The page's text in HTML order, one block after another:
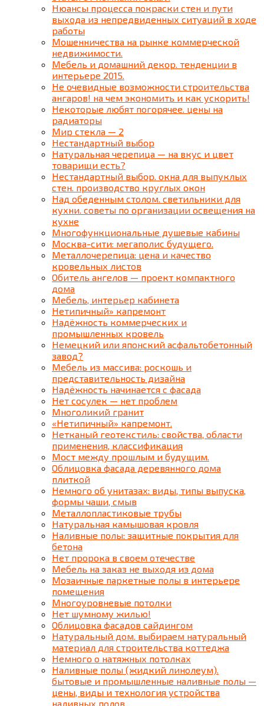
Нюансы процесса покраски стен и пути
выхода из непредвиденных ситуаций в ходе
работы
Мошенничества на рынке коммерческой
недвижимости.
Мебель и домашний декор. тенденции в
интерьере 2015.
Не очевидные возможности строительства
ангаров! на чем экономить и как ускорить!
Некоторые любят погорячее. цены на
радиаторы
Мир стекла — 2
Нестандартный выбор
Натуральная черепица — на вкус и цвет
товарищи есть?
Нестандартный выбор. окна для выпуклых
стен. производство круглых окон
Над обеденным столом. cветильники для
кухни. советы по организации освещения на
кухне
Многофункциональные душевые кабины
Москва-сити: мегаполис будущего.
Металлочерепица: цена и качество
кровельных листов
Обитель ангелов — проект компактного
дома
Мебель, интерьер кабинета
Нетипичный» капремонт
Надёжность коммерческих и
промышленных кровель
Немецкий или японский асфальтобетонный
завод?
Мебель из массива: роскошь и
представительность дизайна
Надёжность начинается с фасада
Нет сосулек — нет проблем
Многоликий гранит
«Нетипичный» капремонт.
Нетканый геотекстиль: свойства, области
применения, классификация
Мост между прошлым и будущим.
Облицовка фасада деревянного дома
плиткой
Немного об унитазах: виды, типы выпуска,
формы чаши, смыв
Металлопластиковые трубы
Натуральная камышовая кровля
Наливные полы: защитные покрытия для
бетона
Нет пророка в своем отечестве
Мебель на заказ не выходя из дома
Мозаичные паркетные полы в интерьере
помещения
Многоуровневые потолки
Нет шумному жилью!
Облицовка фасадов сайдингом
Натуральный дом. выбираем натуральный
материал для строительства коттеджа
Немного о натяжных потолках
Наливные полы (жидкий линолеум).
бытовые и промышленные наливные полы —
цены, виды и технология устройства
наливных полов